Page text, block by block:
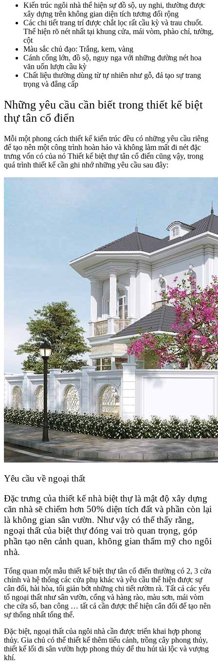
Kiến trúc ngôi nhà thể hiện sự đồ sộ, uy nghi, thường được
xây dựng trên không gian diện tích tương đối rộng
Các chi tiết trang trí được chắt lọc rất cầu kỳ và trau chuốt.
Thể hiện rõ nét nhất tại khung cửa, mái vòm, phào chỉ, tường,
cột
Màu sắc chủ đạo: Trắng, kem, vàng
Cánh cổng lớn, đồ sộ, nguy nga với những đường nét hoa
văn uốn lượn cầu kỳ
Chất liệu thường dùng từ tự nhiên như gỗ, đá tạo sự trang
trọng và đẳng cấp
Những yêu cầu cần biết trong thiết kế biệt
thự tân cổ điển
Mỗi một phong cách thiết kế kiến trúc đều có những yêu cầu riêng
để tạo nên một công trình hoàn hảo và không làm mất đi nét đặc
trưng vốn có của nó Thiết kế biệt thự tân cổ điển cũng vậy, trong
quá trình thiết kế cần ghi nhớ những yêu cầu sau đây:
Yêu cầu về ngoại thất
Đặc trưng của thiết kế nhà biệt thự là mật độ xây dựng
căn nhà sẽ chiếm hơn 50% diện tích đất và phần còn lại
là không gian sân vườn. Như vậy có thể thấy rằng,
ngoại thất của biệt thự đóng vai trò quan trọng, góp
phần tạo nên cảnh quan, không gian thẩm mỹ cho ngôi
nhà.
Tổng quan một mẫu thiết kế biệt thự tân cổ điển thường có 2, 3 cửa
chính và hệ thống các cửa phụ khác và yêu cầu thể hiện được sự
cân đối, hài hòa, tối giản bớt những chi tiết rườm rà. Tất cả các yếu
tố ngoại thất như sân vườn, cổng và hàng rào, màu sơn, mái vòm
che cửa sổ, ban công … tất cả cần được thể hiện cân đối để tạo nên
sự thống nhất tổng thể.
Đặc biệt, ngoại thất của ngôi nhà cần được triển khai hợp phong
thủy. Gia chủ có thể thiết kế thêm tiểu cảnh, trồng cây phong thủy,
thiết kế lối đi sân vườn hợp phong thủy để thu hút tài lộc và vượng
khí.